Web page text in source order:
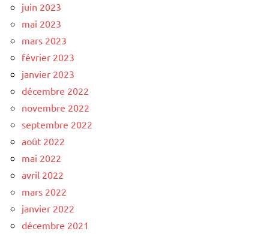
juin 2023
mai 2023
mars 2023
février 2023
janvier 2023
décembre 2022
novembre 2022
septembre 2022
août 2022
mai 2022
avril 2022
mars 2022
janvier 2022
décembre 2021